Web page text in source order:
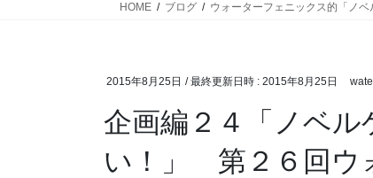
HOME ブログ ウォーターフェニックス的「ノ
2015年8月25日 / 最終更新日時 : 2015年8月25日
企画編２４「ノベ
い！」 第２６回ウ